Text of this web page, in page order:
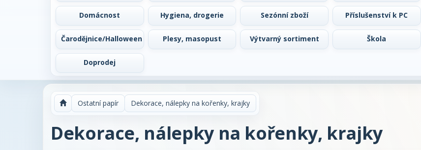
Domácnost Hygiena, drogerie Sezónní zboží Příslušenství k PC
Čarodějnice/Halloween Plesy, masopust Výtvarný sortiment Škola
Doprodej
Ostatní papír Dekorace, nálepky na kořenky, krajky
Dekorace, nálepky na kořenky, krajky